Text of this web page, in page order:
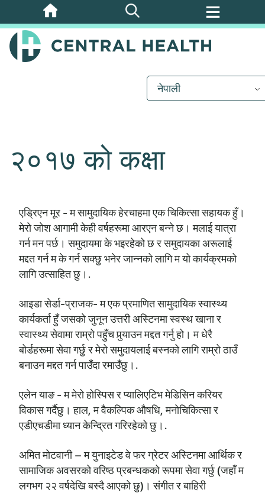
मुख्य
सामग्रीमा
जानुहोस्
नेपाली
२०१७ को कक्षा
एड्रिएन मूर - म सामुदायिक हेरचाहमा एक चिकित्सा सहायक हुँ।
मेरो जोश आगामी केही वर्षहरूमा आरएन बन्ने छ। मलाई यात्रा
गर्न मन पर्छ। समुदायमा के भइरहेको छ र समुदायका अरूलाई
मद्दत गर्न म के गर्न सक्छु भनेर जान्नको लागि म यो कार्यक्रमको
लागि उत्साहित छु।.
आइडा सेर्डा-प्राजक- म एक प्रमाणित सामुदायिक स्वास्थ्य
कार्यकर्ता हुँ जसको जुनून उत्तरी अस्टिनमा स्वस्थ खाना र
स्वास्थ्य सेवामा राम्रो पहुँच पुर्‍याउन मद्दत गर्नु हो। म धेरै
बोर्डहरूमा सेवा गर्छु र मेरो समुदायलाई बस्नको लागि राम्रो ठाउँ
बनाउन मद्दत गर्न पाउँदा रमाउँछु।.
एलेन याङ - म मेरो होस्पिस र प्यालिएटिभ मेडिसिन करियर
विकास गर्दैछु। हाल, म वैकल्पिक औषधि, मनोचिकित्सा र
एडीएचडीमा ध्यान केन्द्रित गरिरहेको छु।.
अमित मोटवानी – म युनाइटेड वे फर ग्रेटर अस्टिनमा आर्थिक र
सामाजिक अवसरको वरिष्ठ प्रबन्धकको रूपमा सेवा गर्छु (जहाँ म
लगभग २२ वर्षदेखि बस्दै आएको छु)। संगीत र बाहिरी